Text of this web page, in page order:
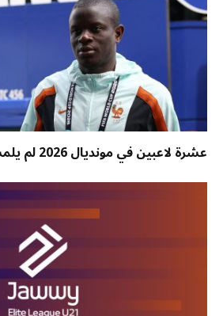
عشرة لاعبين في مونديال 2026 لم يلمسوا الكرة